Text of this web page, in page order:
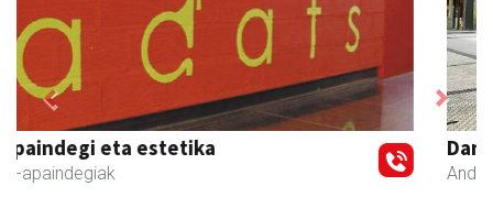
Danena taberna
Andoain -
Previous Next